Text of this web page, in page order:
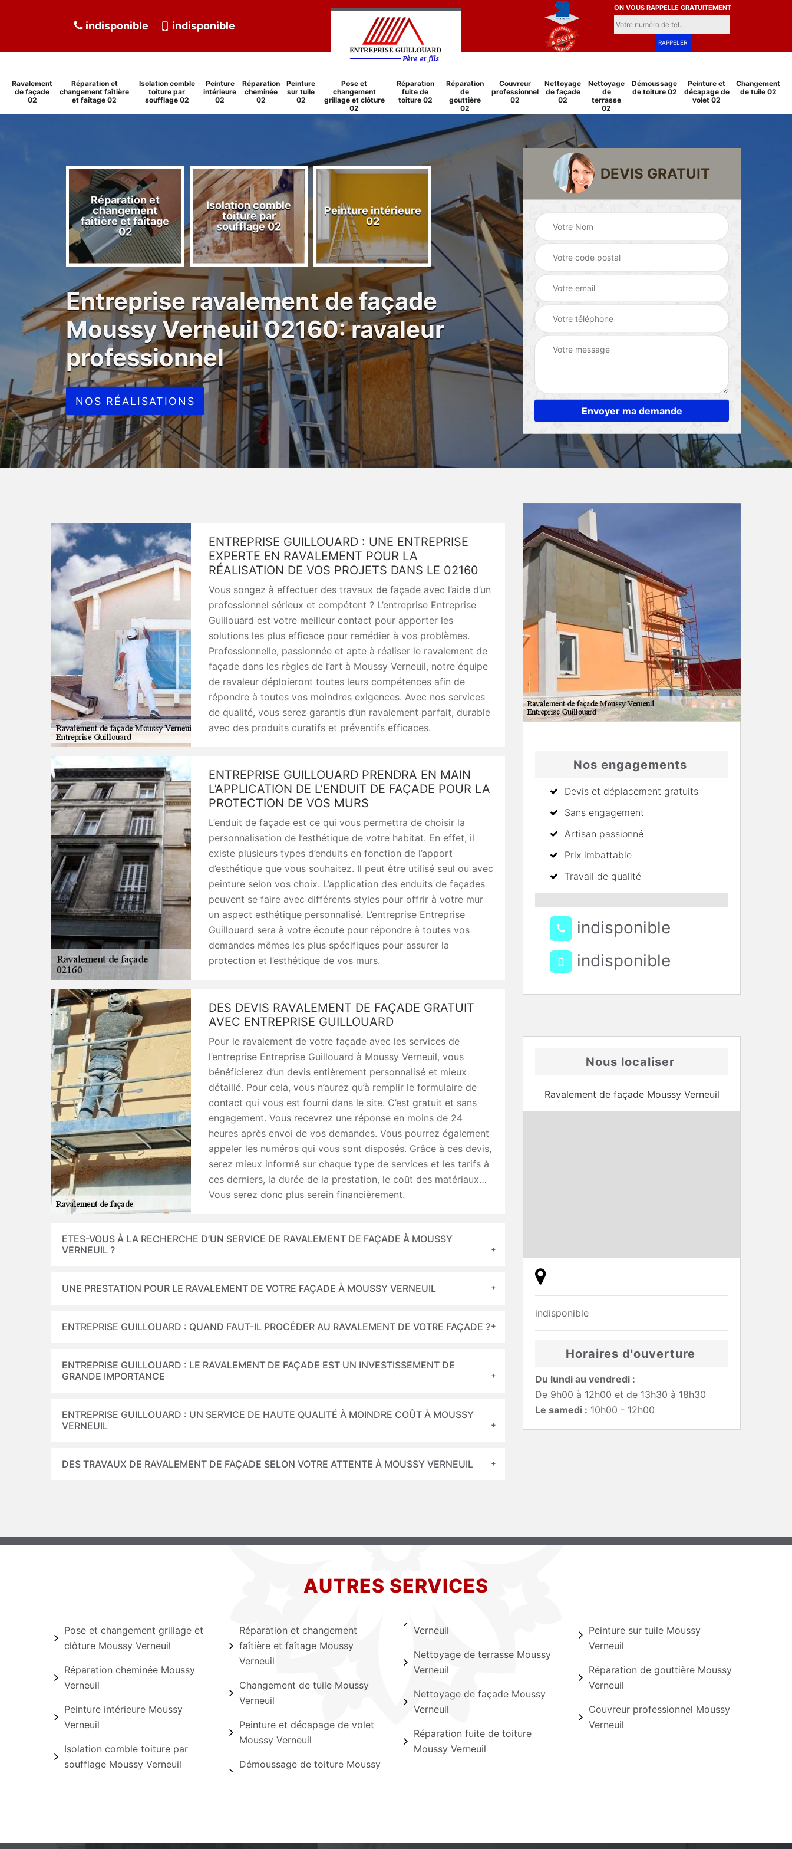
indisponible indisponible
ON VOUS RAPPELLE GRATUITEMENT
Ravalement
de façade
02
Réparation et
changement faîtière
et faîtage 02
Isolation comble
toiture par
soufflage 02
Peinture
intérieure
02
Réparation
cheminée
02
Peinture
sur tuile
02
Pose et
changement
grillage et clôture
02
Réparation
fuite de
toiture 02
Réparation
de
gouttière
02
Couvreur
professionnel
02
Nettoyage
de façade
02
Nettoyage
de
terrasse
02
Démoussage
de toiture 02
Peinture et
décapage de
volet 02
Changement
de tuile 02
Réparation et
changement
faîtière et faîtage
02
Isolation comble
toiture par
soufflage 02
Peinture intérieure
02
Réparation
cheminée 02
Peinture sur tuile
Pose et
changement
grillage et clôture
Entreprise ravalement de façade
Moussy Verneuil 02160: ravaleur
professionnel
NOS RÉALISATIONS
DEVIS GRATUIT
ENTREPRISE GUILLOUARD : UNE ENTREPRISE
EXPERTE EN RAVALEMENT POUR LA
RÉALISATION DE VOS PROJETS DANS LE 02160
Vous songez à effectuer des travaux de façade avec l’aide d’un
professionnel sérieux et compétent ? L’entreprise Entreprise
Guillouard est votre meilleur contact pour apporter les
solutions les plus efficace pour remédier à vos problèmes.
Professionnelle, passionnée et apte à réaliser le ravalement de
façade dans les règles de l’art à Moussy Verneuil, notre équipe
de ravaleur déploieront toutes leurs compétences afin de
répondre à toutes vos moindres exigences. Avec nos services
de qualité, vous serez garantis d’un ravalement parfait, durable
avec des produits curatifs et préventifs efficaces.
ENTREPRISE GUILLOUARD PRENDRA EN MAIN
L’APPLICATION DE L’ENDUIT DE FAÇADE POUR LA
PROTECTION DE VOS MURS
L’enduit de façade est ce qui vous permettra de choisir la
personnalisation de l’esthétique de votre habitat. En effet, il
existe plusieurs types d’enduits en fonction de l’apport
d’esthétique que vous souhaitez. Il peut être utilisé seul ou avec
peinture selon vos choix. L’application des enduits de façades
peuvent se faire avec différents styles pour offrir à votre mur
un aspect esthétique personnalisé. L’entreprise Entreprise
Guillouard sera à votre écoute pour répondre à toutes vos
demandes mêmes les plus spécifiques pour assurer la
protection et l’esthétique de vos murs.
DES DEVIS RAVALEMENT DE FAÇADE GRATUIT
AVEC ENTREPRISE GUILLOUARD
Pour le ravalement de votre façade avec les services de
l’entreprise Entreprise Guillouard à Moussy Verneuil, vous
bénéficierez d’un devis entièrement personnalisé et mieux
détaillé. Pour cela, vous n’aurez qu’à remplir le formulaire de
contact qui vous est fourni dans le site. C’est gratuit et sans
engagement. Vous recevrez une réponse en moins de 24
heures après envoi de vos demandes. Vous pourrez également
appeler les numéros qui vous sont disposés. Grâce à ces devis,
serez mieux informé sur chaque type de services et les tarifs à
ces derniers, la durée de la prestation, le coût des matériaux…
Vous serez donc plus serein financièrement.
ETES-VOUS À LA RECHERCHE D’UN SERVICE DE RAVALEMENT DE FAÇADE À MOUSSY
VERNEUIL ?
UNE PRESTATION POUR LE RAVALEMENT DE VOTRE FAÇADE À MOUSSY VERNEUIL
ENTREPRISE GUILLOUARD : QUAND FAUT-IL PROCÉDER AU RAVALEMENT DE VOTRE FAÇADE ?
ENTREPRISE GUILLOUARD : LE RAVALEMENT DE FAÇADE EST UN INVESTISSEMENT DE
GRANDE IMPORTANCE
ENTREPRISE GUILLOUARD : UN SERVICE DE HAUTE QUALITÉ À MOINDRE COÛT À MOUSSY
VERNEUIL
DES TRAVAUX DE RAVALEMENT DE FAÇADE SELON VOTRE ATTENTE À MOUSSY VERNEUIL
Nos engagements
Devis et déplacement gratuits
Sans engagement
Artisan passionné
Prix imbattable
Travail de qualité
indisponible
indisponible
Nous localiser
Ravalement de façade Moussy Verneuil
indisponible
Horaires d'ouverture
Du lundi au vendredi :
De 9h00 à 12h00 et de 13h30 à 18h30
Le samedi : 10h00 - 12h00
AUTRES SERVICES
Pose et changement grillage et
clôture Moussy Verneuil
Réparation cheminée Moussy
Verneuil
Peinture intérieure Moussy
Verneuil
Isolation comble toiture par
soufflage Moussy Verneuil
Réparation et changement
faîtière et faîtage Moussy
Verneuil
Changement de tuile Moussy
Verneuil
Peinture et décapage de volet
Moussy Verneuil
Démoussage de toiture Moussy
Verneuil
Nettoyage de terrasse Moussy
Verneuil
Nettoyage de façade Moussy
Verneuil
Réparation fuite de toiture
Moussy Verneuil
Peinture sur tuile Moussy
Verneuil
Réparation de gouttière Moussy
Verneuil
Couvreur professionnel Moussy
Verneuil